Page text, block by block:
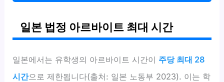
일본 법정 아르바이트 최대 시간
일본에서는 유학생의 아르바이트 시간이 주당 최대 28
시간으로 제한됩니다(출처: 일본 노동부 2023). 이는 학